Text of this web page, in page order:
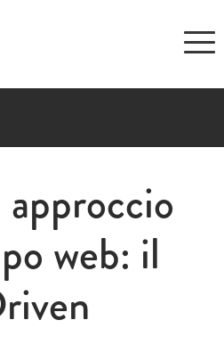
web: il